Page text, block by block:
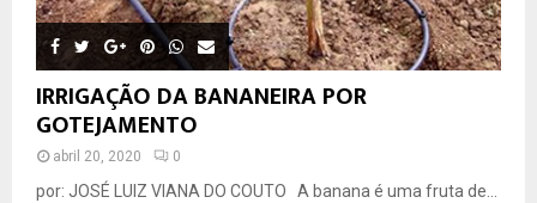
IRRIGAÇÃO DA BANANEIRA POR
GOTEJAMENTO
abril 20, 2020 0
por: JOSÉ LUIZ VIANA DO COUTO A banana é uma fruta de...